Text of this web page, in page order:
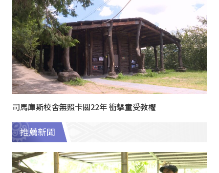
司馬庫斯校舍無照卡關22年 衝擊童受教權
推薦新聞